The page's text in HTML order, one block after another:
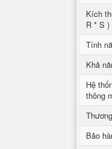
Kích
R * S )
Tính
Khả
Hệ
thông
Bảo